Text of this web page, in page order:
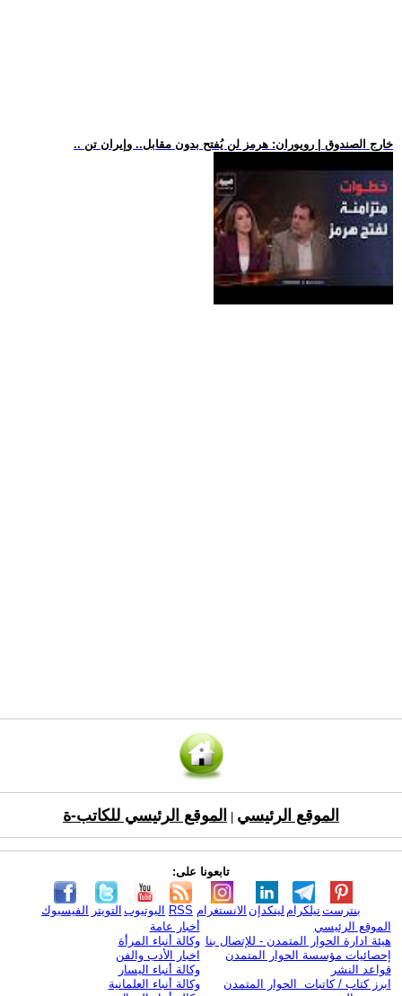
.. خارج الصندوق | رويوران: هرمز لن يُفتح بدون مقابل.. وإيران تن
الموقع الرئيسي الموقع الرئيسي للكاتب-ة
تابعونا على:
الفيسبوك التويتر اليوتيوب RSS الانستغرام لينكدإن تيلكرامبنترست
الموقع الرئيسي
هيئة ادارة الحوار المتمدن - للإتصال بنا
إحصائيات مؤسسة الحوار المتمدن
قواعد النشر
ابرز كتاب / كاتبات الحوار المتمدن
أخبار عامة
وكالة أنباء المرأة
اخبار الأدب والفن
وكالة أنباء اليسار
وكالة أنباء العلمانية